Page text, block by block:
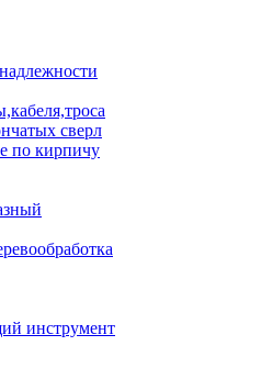
сверл
по кирпичу
инструмент